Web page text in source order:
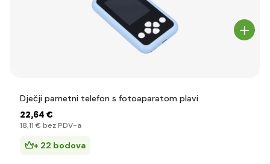
Dječji pametni telefon s fotoaparatom plavi
22,64 €
18,11 € bez PDV-a
+ 22 bodova